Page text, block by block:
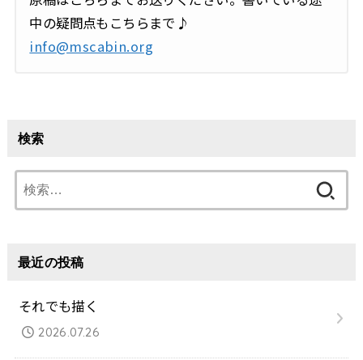
中の疑問点もこちらまで♪
info@mscabin.org
検索
索:
最近の投稿
それでも描く
2026.07.26